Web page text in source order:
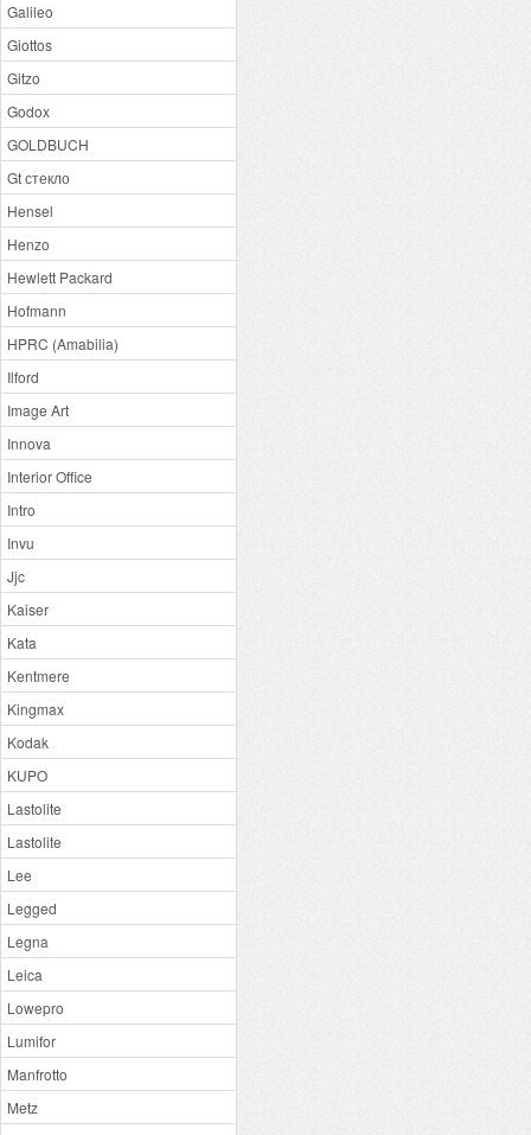
Galileo
Giottos
Gitzo
Godox
GOLDBUCH
Gt стекло
Hensel
Henzo
Hewlett Packard
Hofmann
HPRC (Amabilia)
Ilford
Image Art
Innova
Interior Office
Intro
Invu
Jjc
Kaiser
Kata
Kentmere
Kingmax
Kodak
KUPO
Lastolite
Lastolite
Lee
Legged
Legna
Leica
Lowepro
Lumifor
Manfrotto
Metz